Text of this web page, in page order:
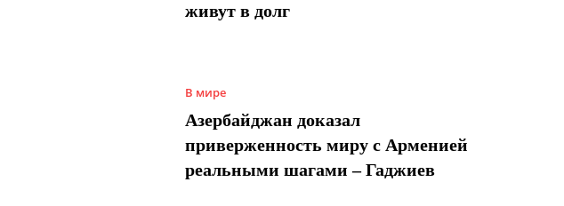
живут в долг
В мире
Азербайджан доказал
приверженность миру с Арменией
реальными шагами – Гаджиев